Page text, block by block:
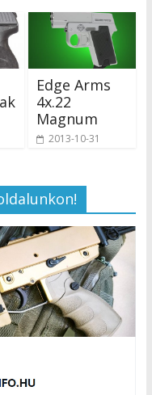
Edge Arms
4x.22
Magnum
2013-10-31